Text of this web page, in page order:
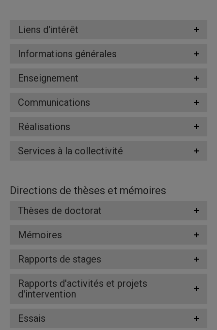
Liens d'intérêt
Informations générales
Enseignement
Communications
Réalisations
Services à la collectivité
Directions de thèses et mémoires
Thèses de doctorat
Mémoires
Rapports de stages
Rapports d'activités et projets
d'intervention
Essais